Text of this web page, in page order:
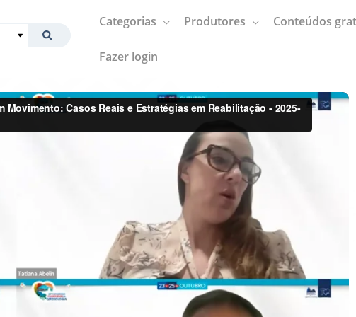
Categorias Produtores Conteúdos
Fazer login